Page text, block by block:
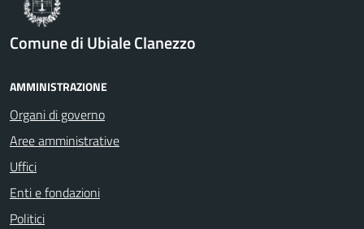
Comune di Ubiale Clanezzo
AMMINISTRAZIONE
Organi di governo
Aree amministrative
Uffici
Enti e fondazioni
Politici